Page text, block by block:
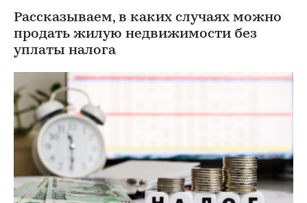
Рассказываем, в каких случаях можно
продать жилую недвижимости без
уплаты налога